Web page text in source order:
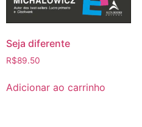
Seja diferente
R$89.50
Adicionar ao carrinho